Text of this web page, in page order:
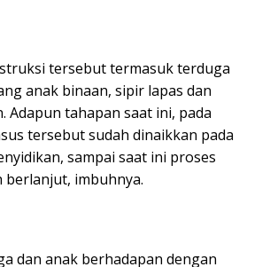
tersebut termasuk terduga
anak binaan, sipir lapas dan
Adapun tahapan saat ini, pada
tersebut sudah dinaikkan pada
sampai saat ini proses
berlanjut, imbuhnya.
dan anak berhadapan dengan